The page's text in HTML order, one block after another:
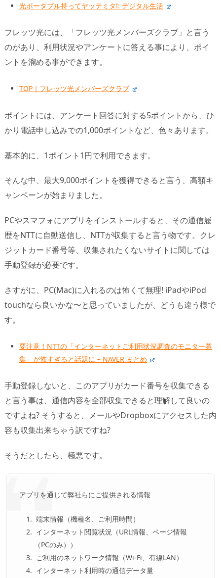
光ポータブル持ってヤッテミタ!: デジタル生活
フレッツ光には、「フレッツ光メンバーズクラブ」と言う
のがあり、利用状況やアンケートに答える事により、ポイ
ントを溜める事ができます。
TOP｜フレッツ光メンバーズクラブ
ポイントには、アンケート回答に対する5ポイントから、ひ
かり電話申し込みでの1,000ポイントなど、色々あります。
基本的に、1ポイント1円で利用できます。
そんな中、最大9,000ポイントを獲得できると言う、高額キ
ャンペーンが始まりました。
PCやスマフォにアプリをインストールすると、その通信履
歴をNTTに自動送信し、NTTが収集すると言う物です。クレ
ジットカード番号等、収集されたくないサイトに関しては
手動登録が必要です。
さすがに、PC(Mac)に入れるのは怖くて無理! iPadやiPod
touchなら良いかな〜と思っていましたが、どうも違う様で
す。
要注意！NTTの「インターネットご利用状況調査のモニター募
集」が怖すぎると話題に – NAVER まとめ
手動登録しないと、このアプリがカード番号を収集できる
と言う事は、通信内容を全部収集できると理解して良いの
ですよね? そうすると、メールやDropboxにアクセスした内
容も収集出来ちゃう訳ですね?
そうだとしたら、極悪です。
アプリを通じて弊社らにご提供される情報
端末情報（機種名、ご利用時間）
インターネット閲覧状況（URL情報、ページ情報
（PCのみ））
ご利用のネットワーク情報（Wi-Fi、有線LAN）
インターネット利用時の通信データ量